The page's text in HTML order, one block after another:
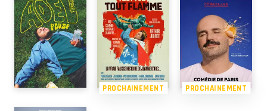
PROCHAINEMENT PROCHAINEMENT